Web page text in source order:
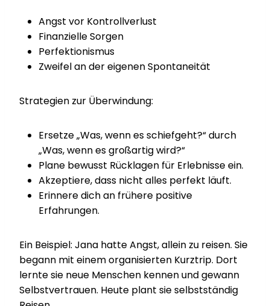
Angst vor Kontrollverlust
Finanzielle Sorgen
Perfektionismus
Zweifel an der eigenen Spontaneität
Strategien zur Überwindung:
Ersetze „Was, wenn es schiefgeht?“ durch
„Was, wenn es großartig wird?“
Plane bewusst Rücklagen für Erlebnisse ein.
Akzeptiere, dass nicht alles perfekt läuft.
Erinnere dich an frühere positive
Erfahrungen.
Ein Beispiel: Jana hatte Angst, allein zu reisen. Sie
begann mit einem organisierten Kurztrip. Dort
lernte sie neue Menschen kennen und gewann
Selbstvertrauen. Heute plant sie selbstständig